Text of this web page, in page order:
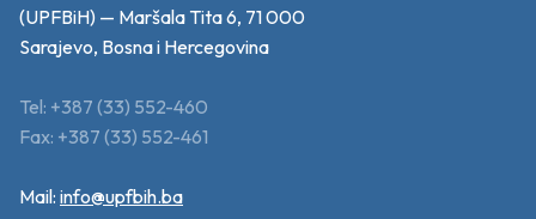
(UPFBiH) — Maršala Tita 6, 71 000
Sarajevo, Bosna i Hercegovina
Tel: +387 (33) 552-460
Fax: +387 (33) 552-461
Mail: info@upfbih.ba